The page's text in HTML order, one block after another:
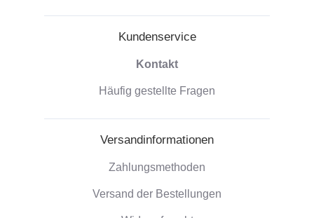
Kundenservice
Kontakt
Häufig gestellte Fragen
Versandinformationen
Zahlungsmethoden
Versand der Bestellungen